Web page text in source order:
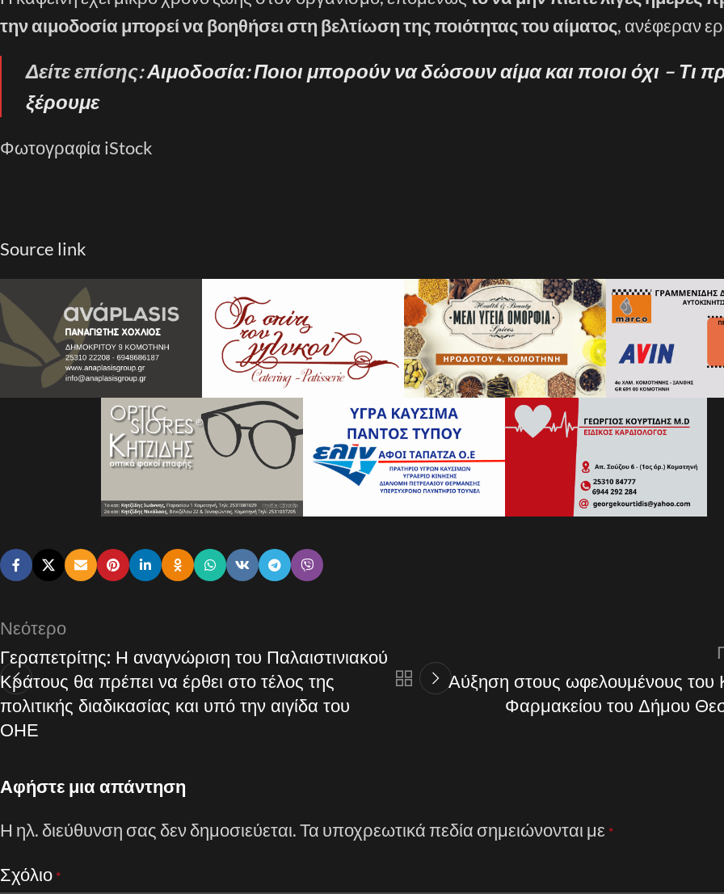
την αιμοδοσία μπορεί να βοηθήσει στη βελτίωση της ποιότητας του αίματος, ανέφεραν
Δείτε επίσης:Αιμοδοσία: Ποιοι μπορούν να δώσουν αίμα και ποιοι όχι – Τι
ξέρουμε
Φωτογραφία iStock
Source link
Νεότερο
Γεραπετρίτης: Η αναγνώριση του Παλαιστινιακού
Κράτους θα πρέπει να έρθει στο τέλος της
πολιτικής διαδικασίας και υπό την αιγίδα του
ΟΗΕ
Αύξηση στους ωφελουμένους του
Φαρμακείου του Δήμου
Αφήστε μια απάντηση
Η ηλ. διεύθυνση σας δεν δημοσιεύεται.Τα υποχρεωτικά πεδία σημειώνονται με *
Σχόλιο *